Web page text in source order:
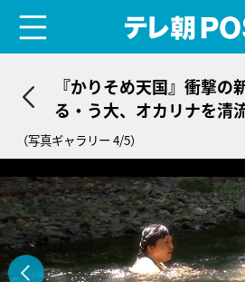
『かりそめ天国』衝撃の
る・う大、オカリナを清
（写真ギャラリー 4/5）